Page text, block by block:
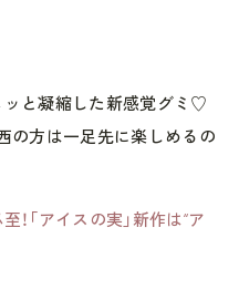
ッと凝縮した新感覚グミ♡
の方は一足先に楽しめるの
！「アイスの実」新作は“ア